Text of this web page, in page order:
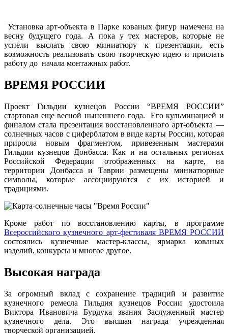
Установка арт-объекта в Парке кованых фигур намечена на
весну будущего года. А пока у тех мастеров, которые не
успели выслать свою миниатюру к презентации, есть
возможность реализовать свою творческую идею и прислать
работу до начала монтажных работ.
ВРЕМЯ РОССИИ
Проект Гильдии кузнецов России “ВРЕМЯ РОССИИ”
стартовал еще весной нынешнего года. Его кульминацией и
финалом стала презентация восстановленного арт-объекта —
солнечных часов с циферблатом в виде карты России, которая
приросла новым фрагментом, привезенным мастерами
Гильдии кузнецов Донбасса. Как и на остальных регионах
Российской Федерации отображенных на карте, на
территории Донбасса и Таврии размещены миниатюрные
символы, которые ассоциируются с их историей и
традициями.
Кроме работ по восстановлению карты, в программе
Всероссийского кузнечного арт-фестиваля ВРЕМЯ РОССИИ
состоялись кузнечные мастер-классы, ярмарка кованых
изделий, конкурсы и многое другое.
Высокая награда
За огромный вклад с сохранение традиций и развитие
кузнечного ремесла Гильдия кузнецов России удостоила
Виктора Ивановича Бурдука звания Заслуженный мастер
кузнечного дела. Это высшая награда учрежденная
творческой организацией.